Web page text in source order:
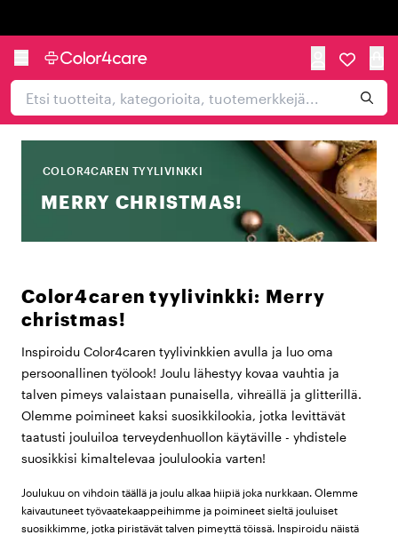
COLOR4CAREN TYYLIVINKKI
MERRY CHRISTMAS!
Color4caren tyylivinkki: Merry
christmas!
Inspiroidu Color4caren tyylivinkkien avulla ja luo oma
persoonallinen työlook! Joulu lähestyy kovaa vauhtia ja
talven pimeys valaistaan punaisella, vihreällä ja glitterillä.
Olemme poimineet kaksi suosikkilookia, jotka levittävät
taatusti jouluiloa terveydenhuollon käytäville - yhdistele
suosikkisi kimaltelevaa joululookia varten!
Joulukuu on vihdoin täällä ja joulu alkaa hiipiä joka nurkkaan. Olemme
kaivautuneet työvaatekaappeihimme ja poimineet sieltä jouluiset
suosikkimme, jotka piristävät talven pimeyttä töissä. Inspiroidu näistä